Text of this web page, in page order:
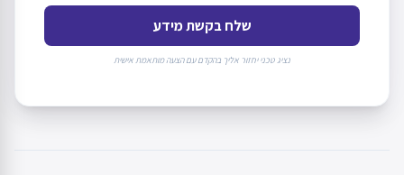
שלח בקשת מידע
נציג טכני יחזור אליך בהקדם עם הצעה מותאמת אישית